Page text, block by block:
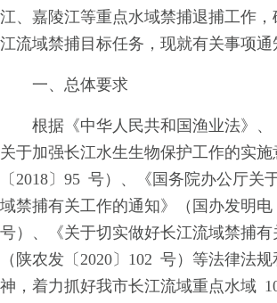
江、 嘉陵江等重点水域禁捕退捕工作，
江流域禁捕目标任务 ，现就有关事项通
一、总体要求
根据 《中华人民共和国渔业法》、
关于加强长江水生生物保护工作的实施
〔 2018 〕 95 号）、 《国务院办公厅关
域禁捕有关工作的通知》 （国办发明 电
号） 、 《关于切实做好长江流域禁捕有
（陕农发〔 2020〕102 号） 等法律法
神 ，着力抓好我市长江流域重点水域 1